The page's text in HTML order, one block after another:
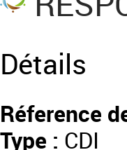
Détails
Réference
Type : CDI